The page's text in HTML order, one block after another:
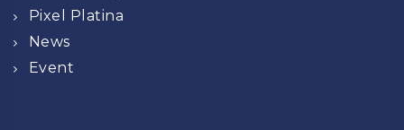
Pixel Platina
News
Event